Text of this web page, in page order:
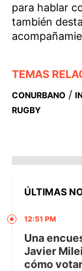
para hablar
también
TEMAS
CONURBANO /
RUGBY
ÚLTIMAS
12:51 PM
Una
Javier
cómo